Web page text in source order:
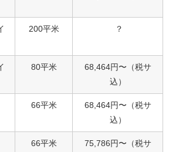
200平米 ？
80平米
68,464円〜（税サ
込）
66平米
68,464円〜（税サ
込）
66平米
75,786円〜（税サ